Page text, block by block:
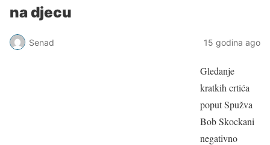
na djecu
Senad 15 godina ago
Gledanje
kratkih crtića
poput Spužva
Bob Skockani
negativno